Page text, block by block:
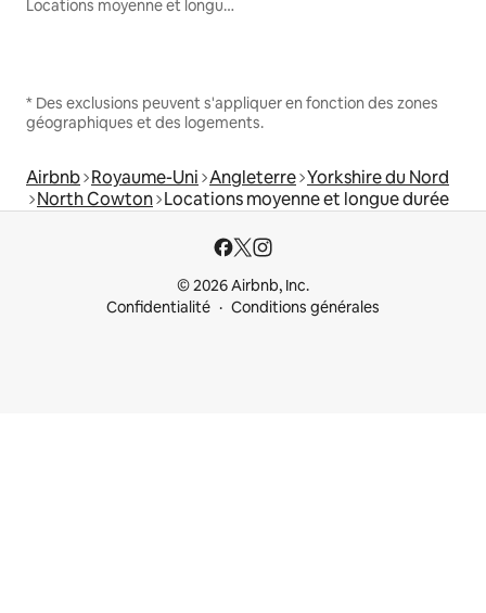
Locations moyenne et longue durée
* Des exclusions peuvent s'appliquer en fonction des zones
géographiques et des logements.
Airbnb Royaume-Uni Angleterre Yorkshire du Nord
North Cowton Locations moyenne et longue durée
© 2026 Airbnb, Inc.
Confidentialité
Conditions générales